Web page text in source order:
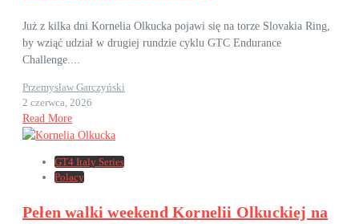
Już z kilka dni Kornelia Olkucka pojawi się na torze Slovakia Ring,
by wziąć udział w drugiej rundzie cyklu GTC Endurance
Challenge....
Przemysław Garczyński
2 czerwca, 2026
Read More
GT4 Italy Series
Polacy
Pełen walki weekend Kornelii Olkuckiej na